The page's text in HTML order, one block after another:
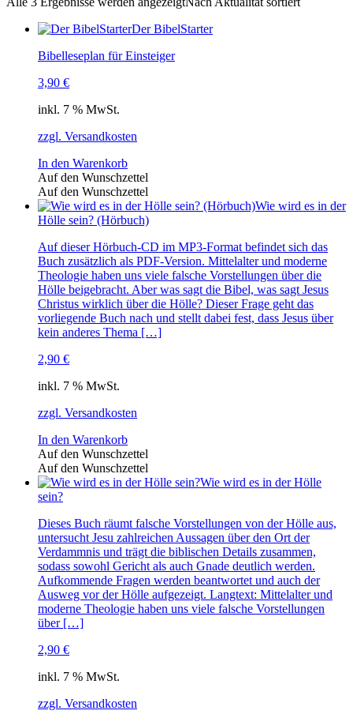
Der BibelStarter
Bibelleseplan für Einsteiger
3,90 €
inkl. 7 % MwSt.
zzgl. Versandkosten
In den Warenkorb
Auf den Wunschzettel
Auf den Wunschzettel
Wie wird es in der
Hölle sein? (Hörbuch)
Auf dieser Hörbuch-CD im MP3-Format befindet sich das
Buch zusätzlich als PDF-Version. Mittelalter und moderne
Theologie haben uns viele falsche Vorstellungen über die
Hölle beigebracht. Aber was sagt die Bibel, was sagt Jesus
Christus wirklich über die Hölle? Dieser Frage geht das
vorliegende Buch nach und stellt dabei fest, dass Jesus über
kein anderes Thema […]
2,90 €
inkl. 7 % MwSt.
zzgl. Versandkosten
In den Warenkorb
Auf den Wunschzettel
Auf den Wunschzettel
Wie wird es in der Hölle
sein?
Dieses Buch räumt falsche Vorstellungen von der Hölle aus,
untersucht Jesu zahlreichen Aussagen über den Ort der
Verdammnis und trägt die biblischen Details zusammen,
sodass sowohl Gericht als auch Gnade deutlich werden.
Aufkommende Fragen werden beantwortet und auch der
Ausweg vor der Hölle aufgezeigt. Langtext: Mittelalter und
moderne Theologie haben uns viele falsche Vorstellungen
über […]
2,90 €
inkl. 7 % MwSt.
zzgl. Versandkosten